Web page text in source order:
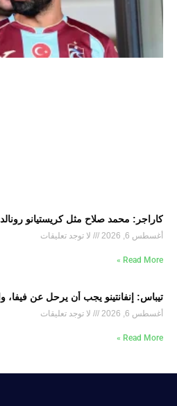
كاراجر: محمد صلاح مثل كريستيانو
أغسطس 6, 2026 لا توجد تعليقات
Read More »
تيباس: إنفانتينو يجب أن يرحل عن
أغسطس 6, 2026 لا توجد تعليقات
Read More »